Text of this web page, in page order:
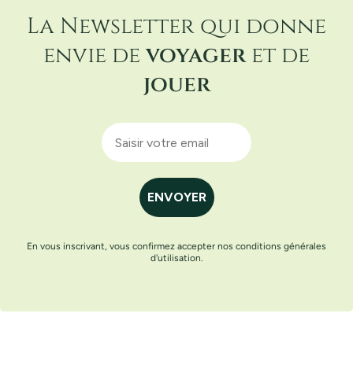
La Newsletter qui donne
envie devoyageret de
jouer
ENVOYER
En vous inscrivant, vous confirmez accepter nos conditions générales
d'utilisation.